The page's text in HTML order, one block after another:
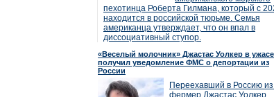
пехотинца Роберта Гилмана, который с
находится в российской тюрьме. Семья
американца утверждает, что он впал в
диссоциативный ступор.
«Веселый молочник» Джастас Уолкер в
получил уведомление ФМС о депортации из
России
Переехавший в Россию
фермер Джастас Уолкер,